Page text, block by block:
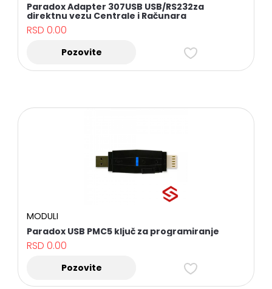
Paradox Adapter 307USB USB/RS232za
direktnu vezu Centrale i Računara
RSD0.00
Pozovite
MODULI
Paradox USB PMC5 ključ za programiranje
RSD0.00
Pozovite